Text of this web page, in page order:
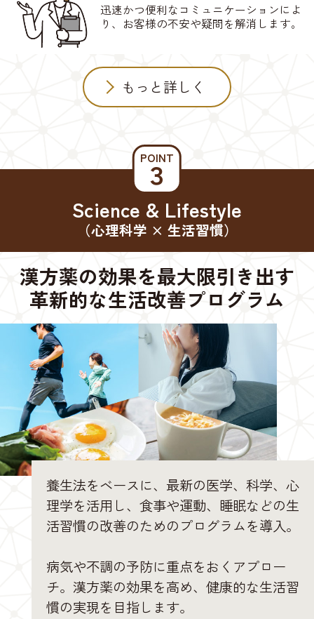
迅速かつ便利なコミュニケーションによ
り、お客様の不安や疑問を解消します。
もっと詳しく
POINT
３
Science & Lifestyle
（心理科学 × 生活習慣）
漢方薬の効果を最大限引き出す
革新的な生活改善プログラム
養生法をベースに、最新の医学、科学、心
理学を活用し、食事や運動、睡眠などの生
活習慣の改善のためのプログラムを導入。
病気や不調の予防に重点をおくアプロー
チ。漢方薬の効果を高め、健康的な生活習
慣の実現を目指します。